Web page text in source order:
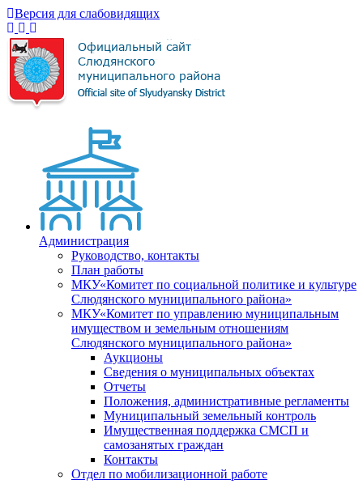
Версия для слабовидящих
Администрация
Руководство, контакты
План работы
МКУ«Комитет по социальной политике и культуре
Слюдянского муниципального района»
МКУ«Комитет по управлению муниципальным
имуществом и земельным отношениям
Слюдянского муниципального района»
Аукционы
Сведения о муниципальных объектах
Отчеты
Положения, административные регламенты
Муниципальный земельный контроль
Имущественная поддержка СМСП и
самозанятых граждан
Контакты
Отдел по мобилизационной работе